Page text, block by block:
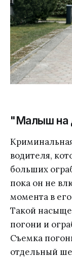
"Малыш на
водителя,
больших
пока он не
момента в
Такой
погони и
Съемка
отдельный